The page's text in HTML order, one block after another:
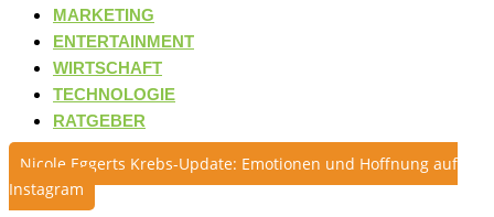
MARKETING
ENTERTAINMENT
WIRTSCHAFT
TECHNOLOGIE
RATGEBER
Nicole Eggerts Krebs-Update: Emotionen und Hoffnung auf
Instagram